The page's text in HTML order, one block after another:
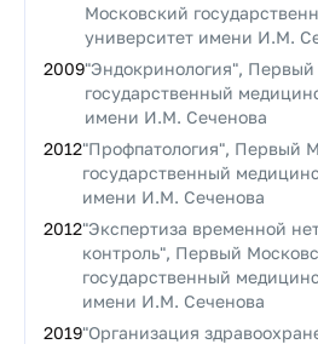
Московский
университет имени И.М.
2009"Эндокринология",
государственный
имени И.М. Сеченова
2012"Профпатология", Первый
государственный
имени И.М. Сеченова
2012"Экспертиза временной
контроль", Первый
государственный
имени И.М. Сеченова
2019"Организация